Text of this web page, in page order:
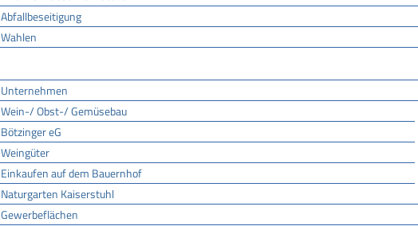
Abfallbeseitigung
Wahlen
Unternehmen
Wein-/ Obst-/ Gemüsebau
Bötzinger eG
Weingüter
Einkaufen auf dem Bauernhof
Naturgarten Kaiserstuhl
Gewerbeflächen